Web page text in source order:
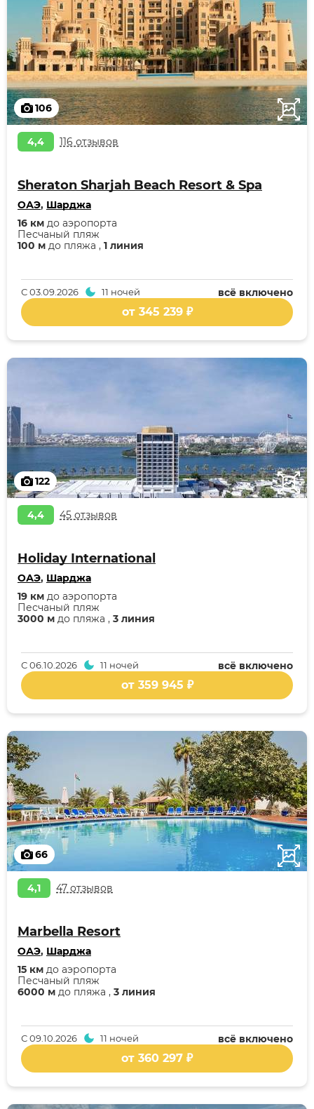
106
4,4 116 отзывов
Sheraton Sharjah Beach Resort & Spa
ОАЭ, Шарджа
100 м до пляжа , 1 линия
Песчаный пляж
16 км до аэропорта
всё включено
С03.09.2026 11 ночей
от 345 239 ₽
122
4,4 45 отзывов
Holiday International
ОАЭ, Шарджа
3000 м до пляжа , 3 линия
Песчаный пляж
19 км до аэропорта
всё включено
С06.10.2026 11 ночей
от 359 945 ₽
66
4,1 47 отзывов
Marbella Resort
ОАЭ, Шарджа
6000 м до пляжа , 3 линия
Песчаный пляж
15 км до аэропорта
всё включено
С09.10.2026 11 ночей
от 360 297 ₽